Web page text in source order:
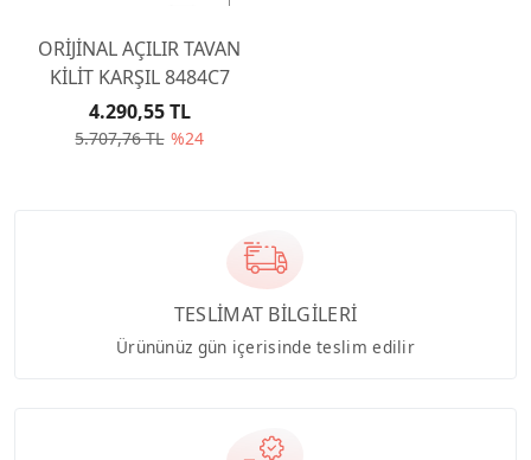
ORİJİNAL AÇILIR TAVAN
KİLİT KARŞIL 8484C7
5.707,76 TL %24
4.290,55 TL
TESLİMAT BİLGİLERİ
Ürününüz gün içerisinde teslim edilir